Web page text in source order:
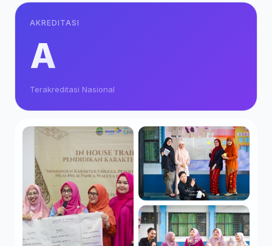
AKREDITASI
A
Terakreditasi Nasional